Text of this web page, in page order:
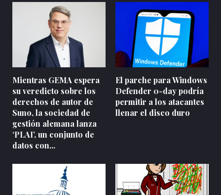
Mientras GEMA espera
su veredicto sobre los
derechos de autor de
Suno, la sociedad de
gestión alemana lanza
‘PLAI’, un conjunto de
datos con...
El parche para Windows
Defender 0-day podría
permitir a los atacantes
llenar el disco duro